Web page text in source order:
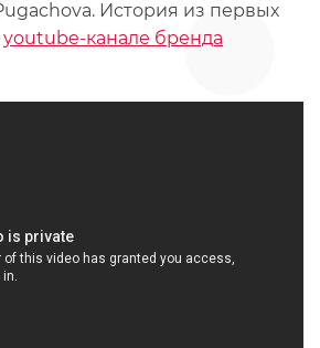
История из первых
youtube-канале бренда